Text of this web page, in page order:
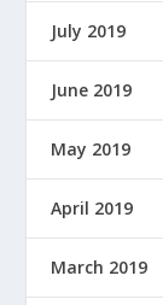
July 2019
June 2019
May 2019
April 2019
March 2019